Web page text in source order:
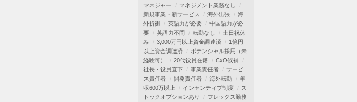
マネジャー
マネジメント業務なし
新規事業・新サービス
海外出張
海
外折衝
英語力が必要
中国語力が必
要
英語力不問 転勤なし
土日祝休
み
3,000万円以上資金調達済
1億円
以上資金調達済
ポテンシャル採用（未
経験可）
20代役員在籍
CxO候補
社長・役員直下
事業責任者
サービ
ス責任者
開発責任者 海外転勤
年
収600万以上
インセンティブ制度
ス
トックオプションあり
フレックス勤務